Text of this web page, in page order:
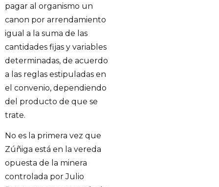
pagar al organismo un
canon por arrendamiento
igual a la suma de las
cantidades fijas y variables
determinadas, de acuerdo
a las reglas estipuladas en
el convenio, dependiendo
del producto de que se
trate.
No es la primera vez que
Zúñiga está en la vereda
opuesta de la minera
controlada por Julio